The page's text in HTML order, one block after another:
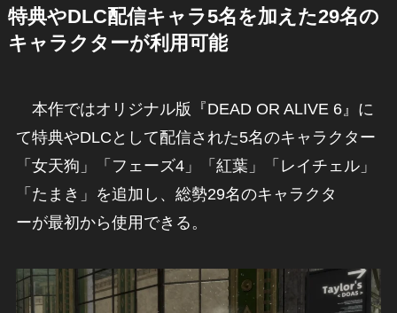
特典やDLC配信キャラ5名を加えた29名の
キャラクターが利用可能
本作ではオリジナル版『DEAD OR ALIVE 6』に
て特典やDLCとして配信された5名のキャラクター
「女天狗」「フェーズ4」「紅葉」「レイチェル」
「たまき」を追加し、総勢29名のキャラクタ
ーが最初から使用できる。